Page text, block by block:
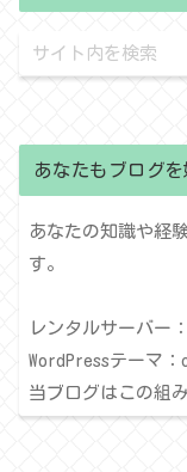
あなたもブログ
あなたの知識や経
す。
レンタルサーバー
WordPressテーマ：
当ブログはこの組